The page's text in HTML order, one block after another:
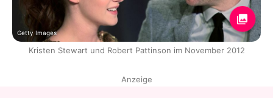
Getty Images
Kristen Stewart und Robert Pattinson im November 2012
Anzeige